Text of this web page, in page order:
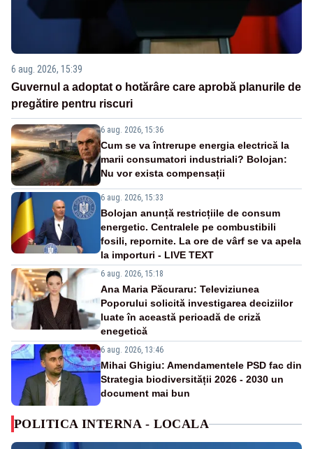
6 aug. 2026, 15:39
Guvernul a adoptat o hotărâre care aprobă planurile de
pregătire pentru riscuri
6 aug. 2026, 15:36
Cum se va întrerupe energia electrică la
marii consumatori industriali? Bolojan:
Nu vor exista compensații
6 aug. 2026, 15:33
Bolojan anunță restricțiile de consum
energetic. Centralele pe combustibili
fosili, repornite. La ore de vârf se va apela
la importuri - LIVE TEXT
6 aug. 2026, 15:18
Ana Maria Păcuraru: Televiziunea
Poporului solicită investigarea deciziilor
luate în această perioadă de criză
enegetică
6 aug. 2026, 13:46
Mihai Ghigiu: Amendamentele PSD fac din
Strategia biodiversității 2026 - 2030 un
document mai bun
POLITICA INTERNA - LOCALA